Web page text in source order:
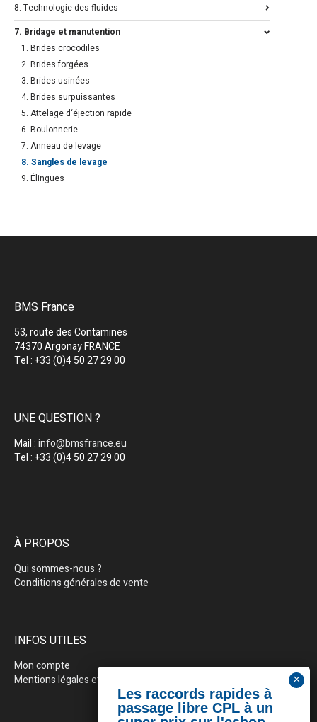
8. Technologie des fluides
7. Bridage et manutention
1. Brides crocodiles
2. Brides forgées
3. Brides usinées
4. Brides surpuissantes
5. Attelage d‘éjection rapide
6. Boulonnerie
7. Anneau de levage
8. Sangles de levage
9. Élingues
BMS France
53, route des Contamines
74370 Argonay FRANCE
Tel : +33 (0)4 50 27 29 00
UNE QUESTION ?
Mail :info@bmsfrance.eu
Tel : +33 (0)4 50 27 29 00
À PROPOS
Qui sommes-nous ?
Conditions générales de vente
INFOS UTILES
Mon compte
Mentions légales et politique de confidentialité